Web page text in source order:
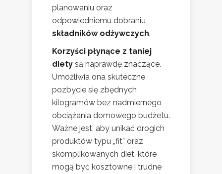
planowaniu oraz
odpowiedniemu dobraniu
składników odżywczych.
Korzyści płynące z taniej
diety są naprawdę znaczące.
Umożliwia ona skuteczne
pozbycie się zbędnych
kilogramów bez nadmiernego
obciążania domowego budżetu.
Ważne jest, aby unikać drogich
produktów typu „fit” oraz
skomplikowanych diet, które
mogą być kosztowne i trudne